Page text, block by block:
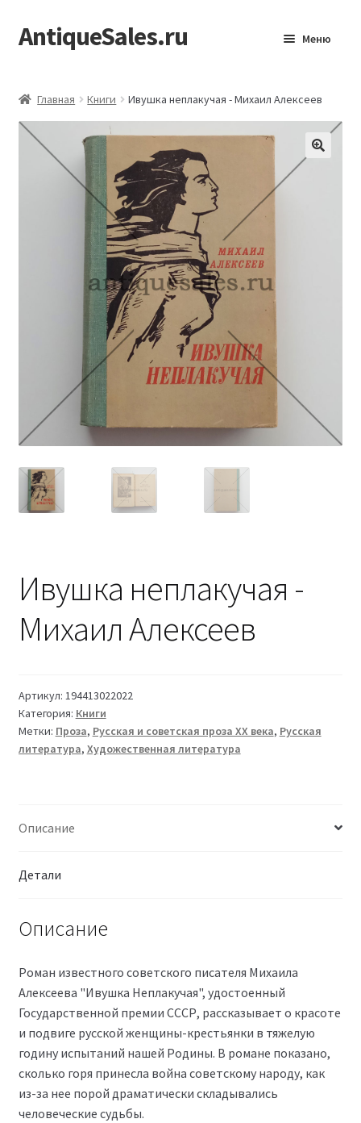
Перейти
к
Перейти
к
AntiqueSales.ru Меню
Главная Книги Ивушка неплакучая - Михаил Алексеев
Ивушка неплакучая -
Михаил Алексеев
Артикул: 194413022022
Категория: Книги
Метки: Проза, Русская и советская проза XX века, Русская
литература, Художественная литература
Описание
Детали
Описание
Роман известного советского писателя Михаила
Алексеева "Ивушка Неплакучая", удостоенный
Государственной премии СССР, рассказывает о красоте
и подвиге русской женщины-крестьянки в тяжелую
годину испытаний нашей Родины. В романе показано,
сколько горя принесла война советскому народу, как
из-за нее порой драматически складывались
человеческие судьбы.